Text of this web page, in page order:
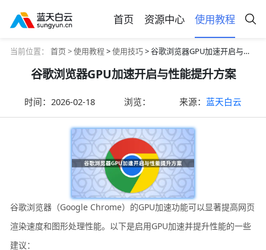
首页 资源中心 使用教程
当前位置： 首页 >使用教程>使用技巧> 谷歌浏览器GPU加速开启与性能提升方案
谷歌浏览器GPU加速开启与性能提升方案
时间：2026-02-18 浏览： 来源： 蓝天白云
谷歌浏览器（Google Chrome）的GPU加速功能可以显著提高网页
渲染速度和图形处理性能。以下是启用GPU加速并提升性能的一些
建议：